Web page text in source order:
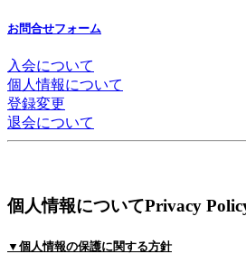
お問合せフォーム
入会について
個人情報について
登録変更
退会について
個人情報についてPrivacy
▼個人情報の保護に関する方針